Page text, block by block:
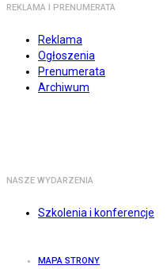
REKLAMA I PRENUMERATA
Reklama
Ogłoszenia
Prenumerata
Archiwum
NASZE WYDARZENIA
Szkolenia i konferencje
MAPA STRONY